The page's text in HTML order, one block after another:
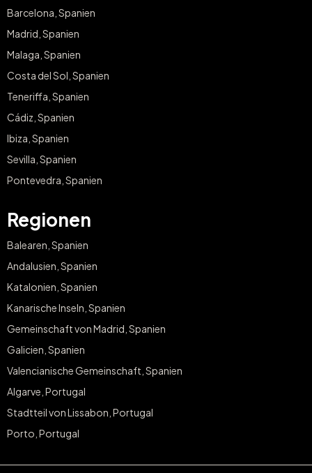
Barcelona, Spanien
Madrid, Spanien
Malaga, Spanien
Costa del Sol, Spanien
Teneriffa, Spanien
Cádiz, Spanien
Ibiza, Spanien
Sevilla, Spanien
Pontevedra, Spanien
Regionen
Balearen, Spanien
Andalusien, Spanien
Katalonien, Spanien
Kanarische Inseln, Spanien
Gemeinschaft von Madrid, Spanien
Galicien, Spanien
Valencianische Gemeinschaft, Spanien
Algarve, Portugal
Stadtteil von Lissabon, Portugal
Porto, Portugal